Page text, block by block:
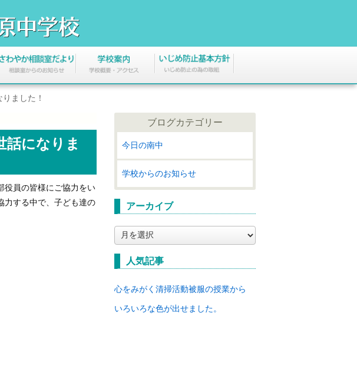
ました！
話になりま
役員の皆様にご協力をい
力する中で、子ども達の
ブログカテゴリー
今日の南中
学校からのお知らせ
アーカイブ
ー
カ
イ
人気記事
心をみがく清掃活動被服の授業から
いろいろな色が出せました。